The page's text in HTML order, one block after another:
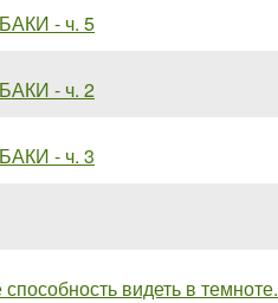
- ч. 5
- ч. 2
- ч. 3
видеть в темноте.